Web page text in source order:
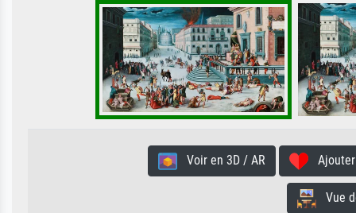
Voir en 3D / AR
Vue